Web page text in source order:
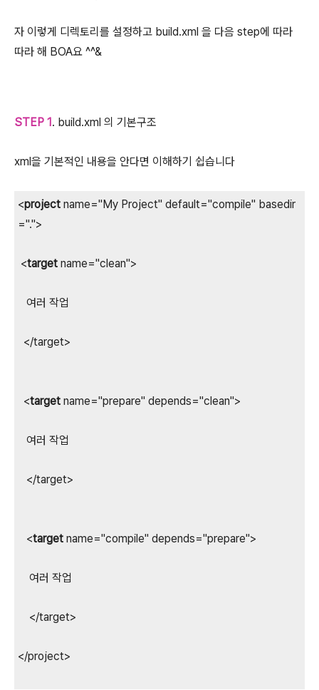
자 이렇게 디렉토리를 설정하고 build.xml 을 다음 step에 따라
따라 해 BOA요 ^^&
STEP 1. build.xml 의 기본구조
xml을 기본적인 내용을 안다면 이해하기 쉽습니다
<project name="My Project" default="compile" basedir
=".">
<target name="clean">
여러 작업
</target>
<target name="prepare" depends="clean">
여러 작업
</target>
<target name="compile" depends="prepare">
여러 작업
</target>
</project>